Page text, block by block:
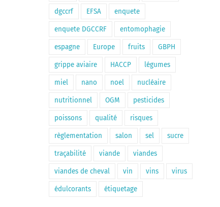
dgccrf EFSA enquete
enquete DGCCRF entomophagie
espagne Europe fruits GBPH
grippe aviaire HACCP légumes
miel nano noel nucléaire
nutritionnel OGM pesticides
poissons qualité risques
règlementation salon sel sucre
traçabilité viande viandes
viandes de cheval vin vins virus
édulcorants étiquetage